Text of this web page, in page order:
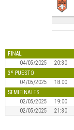
FINAL
04/05/2025
20:30
3º PUESTO
04/05/2025
18:00
SEMIFINALES
02/05/2025
19:00
02/05/2025
21:30